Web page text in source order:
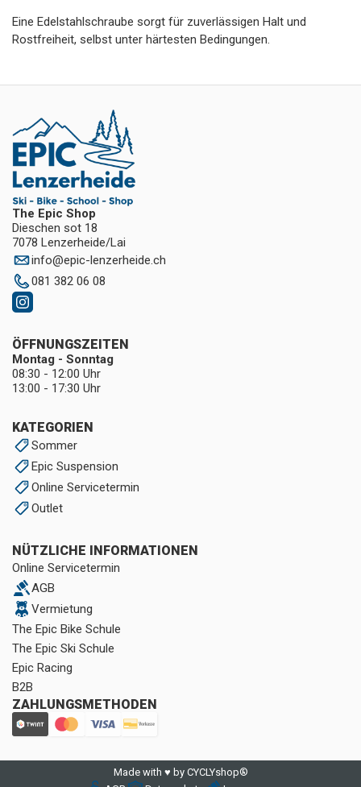
Eine Edelstahlschraube sorgt für zuverlässigen Halt und
Rostfreiheit, selbst unter härtesten Bedingungen.
The Epic Shop
Dieschen sot 18
7078 Lenzerheide/Lai
info@epic-lenzerheide.ch
081 382 06 08
KATEGORIEN
Sommer
Epic Suspension
Online Servicetermin
Outlet
NÜTZLICHE INFORMATIONEN
Online Servicetermin
AGB
Vermietung
The Epic Bike Schule
The Epic Ski Schule
Epic Racing
B2B
ZAHLUNGSMETHODEN
ÖFFNUNGSZEITEN
Montag - Sonntag
08:30 - 12:00 Uhr
13:00 - 17:30 Uhr
Made with ♥ by CYCLYshop®